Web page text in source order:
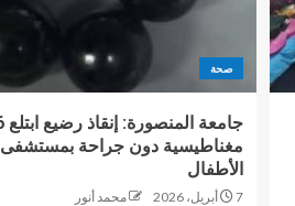
صحة
مغناطيسية دون جراحة بمستشفى
الأطفال
7 أبريل، 2026 محمد أنور